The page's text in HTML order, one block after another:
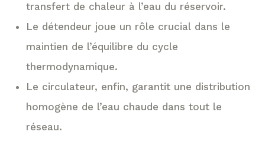
transfert de chaleur à l’eau du réservoir.
Le détendeur joue un rôle crucial dans le
maintien de l’équilibre du cycle
thermodynamique.
Le circulateur, enfin, garantit une distribution
homogène de l’eau chaude dans tout le
réseau.